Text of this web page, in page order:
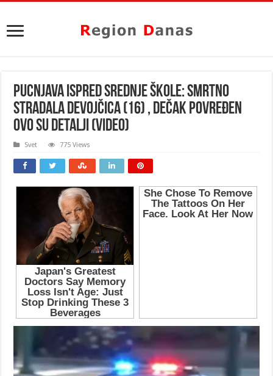
PUCNJAVA ISPRED SREDNJE ŠKOLE: Smrtno
stradala devojčica (16) , dečak povređen
OVO SU DETALJI (VIDEO)
Svet 775 Views